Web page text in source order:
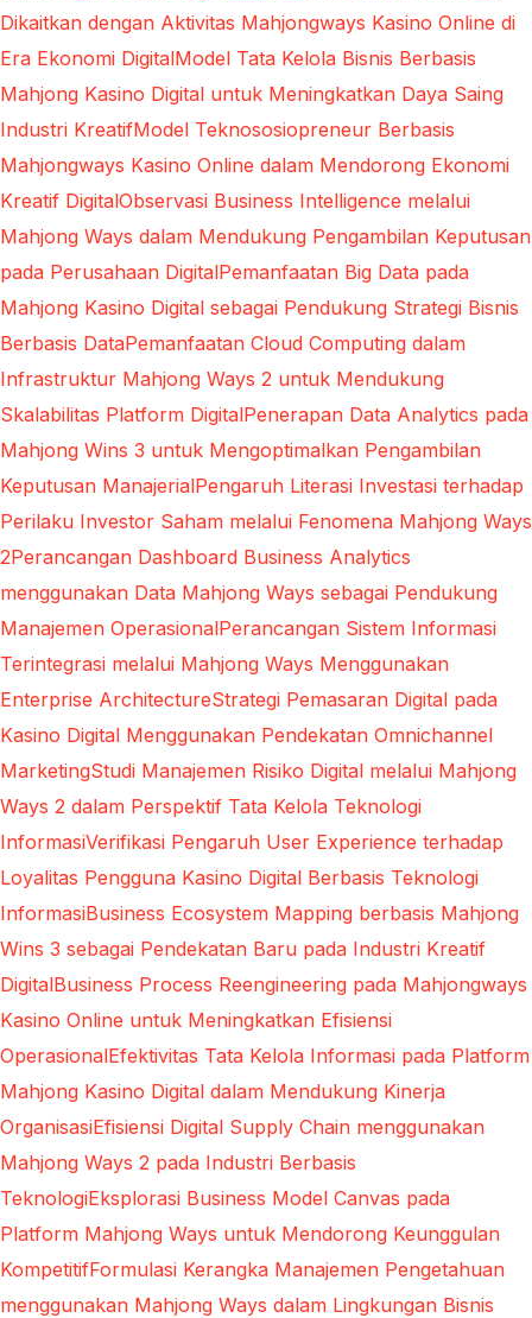
Dikaitkan dengan Aktivitas Mahjongways Kasino Online di
Era Ekonomi DigitalModel Tata Kelola Bisnis Berbasis
Mahjong Kasino Digital untuk Meningkatkan Daya Saing
Industri KreatifModel Teknososiopreneur Berbasis
Mahjongways Kasino Online dalam Mendorong Ekonomi
Kreatif DigitalObservasi Business Intelligence melalui
Mahjong Ways dalam Mendukung Pengambilan Keputusan
pada Perusahaan DigitalPemanfaatan Big Data pada
Mahjong Kasino Digital sebagai Pendukung Strategi Bisnis
Berbasis DataPemanfaatan Cloud Computing dalam
Infrastruktur Mahjong Ways 2 untuk Mendukung
Skalabilitas Platform DigitalPenerapan Data Analytics pada
Mahjong Wins 3 untuk Mengoptimalkan Pengambilan
Keputusan ManajerialPengaruh Literasi Investasi terhadap
Perilaku Investor Saham melalui Fenomena Mahjong Ways
2Perancangan Dashboard Business Analytics
menggunakan Data Mahjong Ways sebagai Pendukung
Manajemen OperasionalPerancangan Sistem Informasi
Terintegrasi melalui Mahjong Ways Menggunakan
Enterprise ArchitectureStrategi Pemasaran Digital pada
Kasino Digital Menggunakan Pendekatan Omnichannel
MarketingStudi Manajemen Risiko Digital melalui Mahjong
Ways 2 dalam Perspektif Tata Kelola Teknologi
InformasiVerifikasi Pengaruh User Experience terhadap
Loyalitas Pengguna Kasino Digital Berbasis Teknologi
InformasiBusiness Ecosystem Mapping berbasis Mahjong
Wins 3 sebagai Pendekatan Baru pada Industri Kreatif
DigitalBusiness Process Reengineering pada Mahjongways
Kasino Online untuk Meningkatkan Efisiensi
OperasionalEfektivitas Tata Kelola Informasi pada Platform
Mahjong Kasino Digital dalam Mendukung Kinerja
OrganisasiEfisiensi Digital Supply Chain menggunakan
Mahjong Ways 2 pada Industri Berbasis
TeknologiEksplorasi Business Model Canvas pada
Platform Mahjong Ways untuk Mendorong Keunggulan
KompetitifFormulasi Kerangka Manajemen Pengetahuan
menggunakan Mahjong Ways dalam Lingkungan Bisnis